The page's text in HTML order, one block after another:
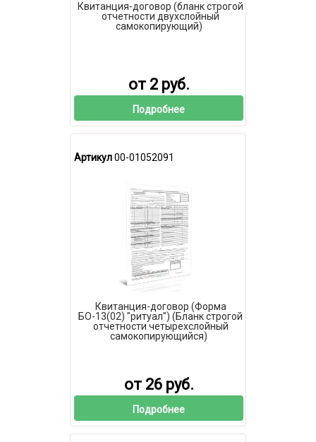
Квитанция-договор (бланк строгой
отчетности двухслойный
самокопирующий)
от 2 руб.
Подробнее
Артикул00-01052091
Квитанция-договор (Форма
БО-13(02) "ритуал") (Бланк строгой
отчетности четырехслойный
самокопирующийся)
от 26 руб.
Подробнее